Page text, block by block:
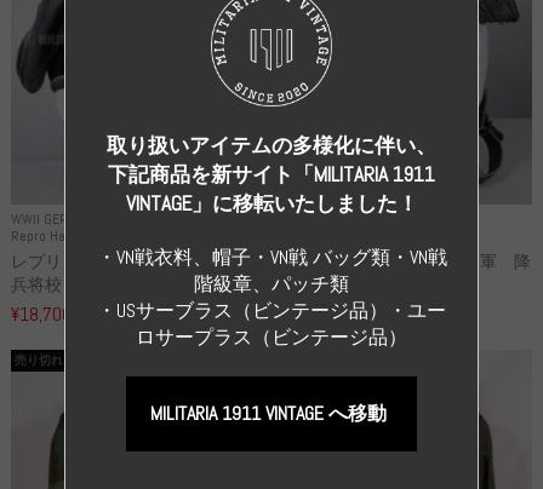
WWII GERMANY
Repro Hat and Cap SS and WSS
レプリカ 武装親衛隊 WSS 歩
兵将校 クラッシュキャップ ...
¥18,700 （税込）
WWII GERMANY
高品質レプリカ ドイツ空軍 降
下猟兵 ヘルメット
¥49,800（税込）
売り切れ
取り扱いアイテムの多様化に伴い、
下記商品を新サイト「MILITARIA 1911
VINTAGE」に移転いたしました！
・VN戦衣料、帽子・VN戦 バッグ類・VN戦
階級章、パッチ類
・USサーブラス（ビンテージ品）・ユー
ロサープラス（ビンテージ品）
MILITARIA 1911 VINTAGE へ移動